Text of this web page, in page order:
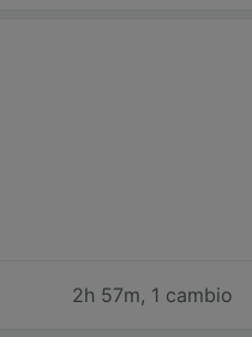
2h 57m, 1 cambio